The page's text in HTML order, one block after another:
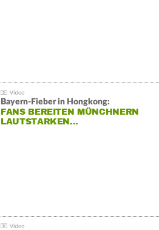
Bayern-Fieber in Hongkong:
FANS BEREITEN MÜNCHNERN
LAUTSTARKEN…